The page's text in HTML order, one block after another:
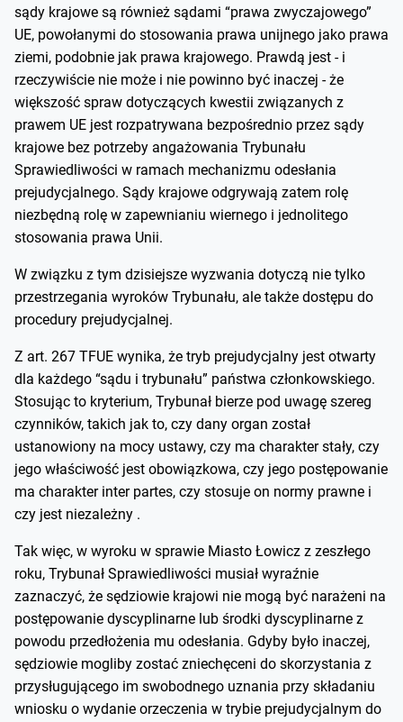
sądy krajowe są również sądami “prawa zwyczajowego”
UE, powołanymi do stosowania prawa unijnego jako prawa
ziemi, podobnie jak prawa krajowego. Prawdą jest - i
rzeczywiście nie może i nie powinno być inaczej - że
większość spraw dotyczących kwestii związanych z
prawem UE jest rozpatrywana bezpośrednio przez sądy
krajowe bez potrzeby angażowania Trybunału
Sprawiedliwości w ramach mechanizmu odesłania
prejudycjalnego. Sądy krajowe odgrywają zatem rolę
niezbędną rolę w zapewnianiu wiernego i jednolitego
stosowania prawa Unii.
W związku z tym dzisiejsze wyzwania dotyczą nie tylko
przestrzegania wyroków Trybunału, ale także dostępu do
procedury prejudycjalnej.
Z art. 267 TFUE wynika, że tryb prejudycjalny jest otwarty
dla każdego “sądu i trybunału” państwa członkowskiego.
Stosując to kryterium, Trybunał bierze pod uwagę szereg
czynników, takich jak to, czy dany organ został
ustanowiony na mocy ustawy, czy ma charakter stały, czy
jego właściwość jest obowiązkowa, czy jego postępowanie
ma charakter inter partes, czy stosuje on normy prawne i
czy jest niezależny .
Tak więc, w wyroku w sprawie Miasto Łowicz z zeszłego
roku, Trybunał Sprawiedliwości musiał wyraźnie
zaznaczyć, że sędziowie krajowi nie mogą być narażeni na
postępowanie dyscyplinarne lub środki dyscyplinarne z
powodu przedłożenia mu odesłania. Gdyby było inaczej,
sędziowie mogliby zostać zniechęceni do skorzystania z
przysługującego im swobodnego uznania przy składaniu
wniosku o wydanie orzeczenia w trybie prejudycjalnym do